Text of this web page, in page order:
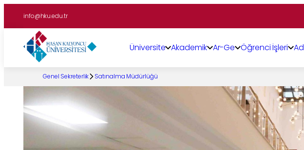
info@hku.edu.tr
Üniversite Akademik Ar-Ge Öğrenci İşleri
Genel Sekreterlik Satınalma Müdürlüğü